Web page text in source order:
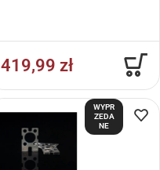
419,99 zł
WYPR
ZEDA
NE